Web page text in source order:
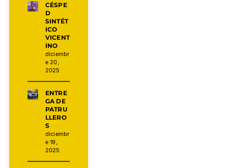
CÉSPE
D
SINTÉT
ICO
VICENT
INO
diciembr
e 20,
2025
ENTRE
GA DE
PATRU
LLERO
S
diciembr
e 19,
2025